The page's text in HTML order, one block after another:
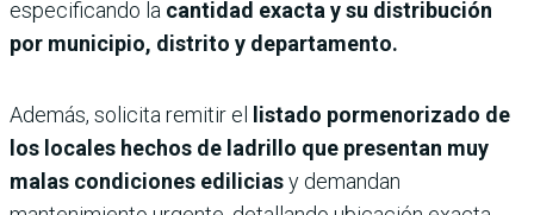
especificando la cantidad exacta y su distribución
por municipio, distrito y departamento.
Además, solicita remitir el
listado pormenorizado de
los locales hechos de ladrillo que presentan muy
malas condiciones ediliciasy demandan